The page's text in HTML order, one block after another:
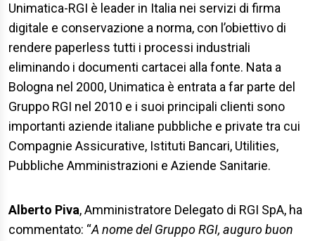
Unimatica-RGI è leader in Italia nei servizi di firma
digitale e conservazione a norma, con l’obiettivo di
rendere paperless tutti i processi industriali
eliminando i documenti cartacei alla fonte. Nata a
Bologna nel 2000, Unimatica è entrata a far parte del
Gruppo RGI nel 2010 e i suoi principali clienti sono
importanti aziende italiane pubbliche e private tra cui
Compagnie Assicurative, Istituti Bancari, Utilities,
Pubbliche Amministrazioni e Aziende Sanitarie.
Alberto Piva, Amministratore Delegato di RGI SpA, ha
commentato: “A nome del Gruppo RGI, auguro buon